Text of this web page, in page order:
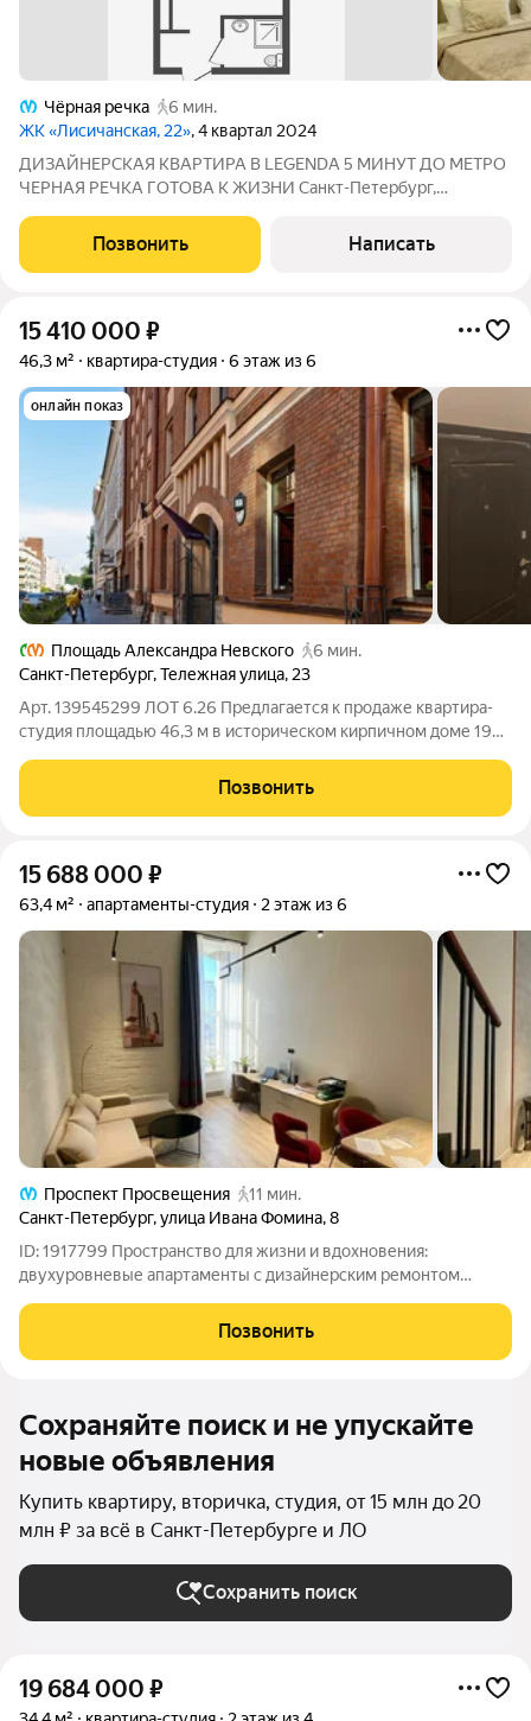
Чёрная речка
6 мин.
ЖК «Лисичанская, 22», 4 квартал 2024
ДИЗАЙНЕРСКАЯ КВАРТИРА В LEGENDА 5 МИНУТ ДО МЕТРО
ЧЕРНАЯ РЕЧКА ГОТОВА К ЖИЗНИ Санкт-Петербург,
Development Есть квартиры, в которые заходишь и сразу
понимаешь: здесь всё сделано идеально: свет,
Позвонить Написать
15 410 000 ₽
46,3 м² квартира-студия 6 этаж из 6
онлайн показ
Площадь Александра Невского
6 мин.
Санкт-Петербург,Тележная улица, 23
Арт. 139545299 ЛОТ 6.26 Предлагается к продаже квартира-
студия площадью 46,3 м в историческом кирпичном доме 1901
реконструкцию в 2023 году. Объект расположен в
Центральном районе Санкт-Петербурга, в
Позвонить
15 688 000 ₽
63,4 м² апартаменты-студия 2 этаж из 6
Проспект Просвещения
11 мин.
Санкт-Петербург,улица Ивана Фомина,8
ID: 1917799 Пространство для жизни и вдохновения:
двухуровневые апартаменты с дизайнерским ремонтом
кластере Санкт-Петербурга апарт-отеле «Фомин». Идеальный
выбор для тех, кто ценит архитектуру,
Позвонить
Сохраняйте поиск и не упускайте
новые объявления
Купить квартиру, вторичка, студия, от 15 млн до 20
млн ₽ за всё в Санкт-Петербурге и ЛО
Сохранить поиск
19 684 000 ₽